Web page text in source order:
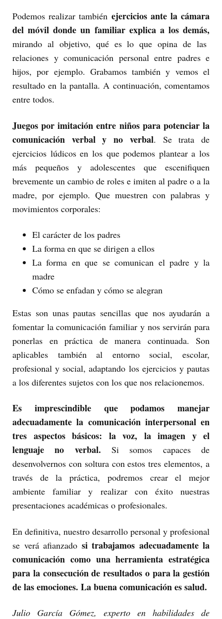
Podemos realizar también ejercicios ante la cámara
del móvil donde un familiar explica a los demás,
mirando al objetivo, qué es lo que opina de las
relaciones y comunicación personal entre padres e
hijos, por ejemplo. Grabamos también y vemos el
resultado en la pantalla. A continuación, comentamos
entre todos.
Juegos por imitación entre niños para potenciar la
comunicación verbal y no verbal. Se trata de
ejercicios lúdicos en los que podemos plantear a los
más pequeños y adolescentes que escenifiquen
brevemente un cambio de roles e imiten al padre o a la
madre, por ejemplo. Que muestren con palabras y
movimientos corporales:
El carácter de los padres
La forma en que se dirigen a ellos
La forma en que se comunican el padre y la
madre
Cómo se enfadan y cómo se alegran
Estas son unas pautas sencillas que nos ayudarán a
fomentar la comunicación familiar y nos servirán para
ponerlas en práctica de manera continuada. Son
aplicables también al entorno social, escolar,
profesional y social, adaptando los ejercicios y pautas
a los diferentes sujetos con los que nos relacionemos.
Es imprescindible que podamos manejar
adecuadamente la comunicación interpersonal en
tres aspectos básicos: la voz, la imagen y el
lenguaje no verbal. Si somos capaces de
desenvolvernos con soltura con estos tres elementos, a
través de la práctica, podremos crear el mejor
ambiente familiar y realizar con éxito nuestras
presentaciones académicas o profesionales.
En definitiva, nuestro desarrollo personal y profesional
se verá afianzado si trabajamos adecuadamente la
comunicación como una herramienta estratégica
para la consecución de resultados o para la gestión
de las emociones. La buena comunicación es salud.
Julio García Gómez, experto en habilidades de